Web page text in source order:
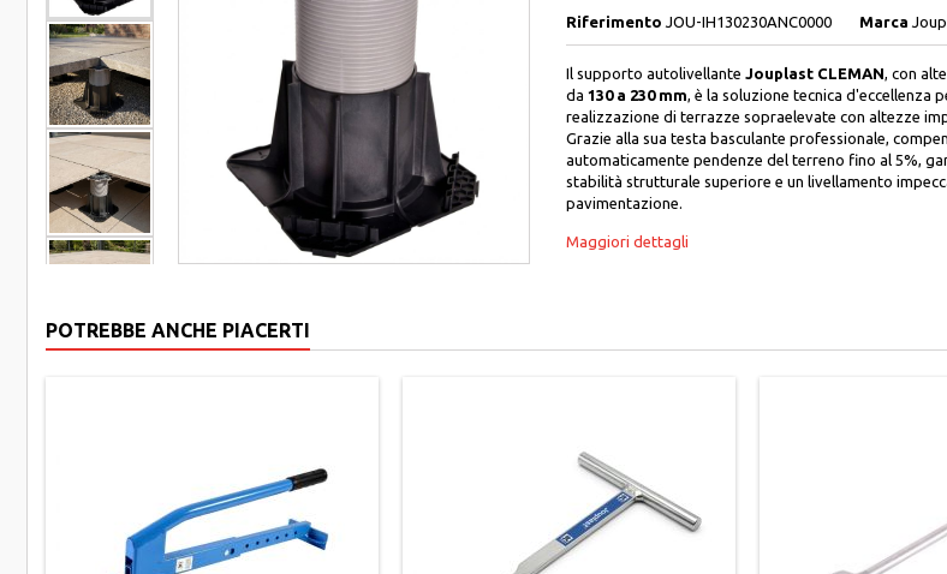
Riferimento JOU-IH130230ANC0000 Marca
Il supporto autolivellante Jouplast CLEMAN, con
da 130 a 230 mm, è la soluzione tecnica d'eccellenza
realizzazione di terrazze sopraelevate con altezze
Grazie alla sua testa basculante professionale,
automaticamente pendenze del terreno fino al 5%,
stabilità strutturale superiore e un livellamento
pavimentazione.
Maggiori dettagli
POTREBBE ANCHE PIACERTI